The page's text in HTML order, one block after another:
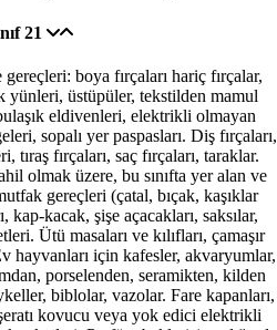
21
boya fırçaları hariç fırçalar,
yünleri, üstüpüler, tekstilden mamul
eldivenleri, elektrikli olmayan
sopalı yer paspasları. Diş fırçaları,
tıraş fırçaları, saç fırçaları, taraklar.
olmak üzere, bu sınıfta yer alan ve
gereçleri (çatal, bıçak, kaşıklar
kap-kacak, şişe açacakları, saksılar,
Ütü masaları ve kılıfları, çamaşır
hayvanları için kafesler, akvaryumlar,
porselenden, seramikten, kilden
biblolar, vazolar. Fare kapanları,
kovucu veya yok edici elektrikli